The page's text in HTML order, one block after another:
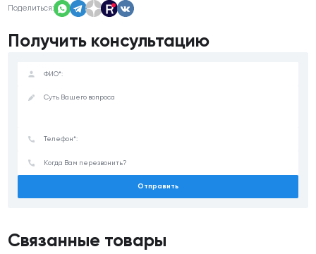
Поделиться:
Получить консультацию
Отправить
Связанные товары